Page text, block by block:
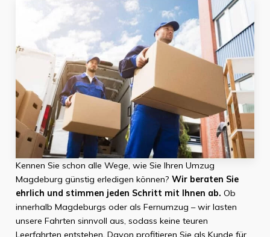
Kennen Sie schon alle Wege, wie Sie Ihren Umzug
Magdeburg günstig erledigen können? Wir beraten Sie
ehrlich und stimmen jeden Schritt mit Ihnen ab. Ob
innerhalb Magdeburgs oder als Fernumzug – wir lasten
unsere Fahrten sinnvoll aus, sodass keine teuren
Leerfahrten entstehen. Davon profitieren Sie als Kunde für